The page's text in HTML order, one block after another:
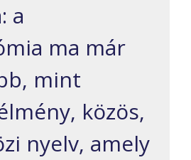
a
ma már
mint
közös,
nyelv, amely